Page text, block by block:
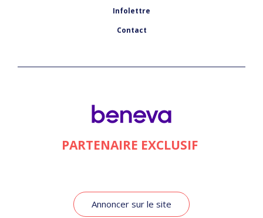
Infolettre
Contact
PARTENAIRE EXCLUSIF
Annoncer sur le site